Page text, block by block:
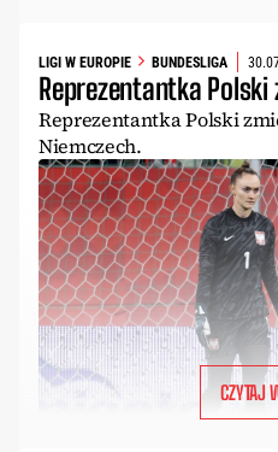
LIGI W EUROPIE BUNDESLIGA
Reprezentantka
Reprezentantka Polski
Niemczech.
CZYTAJ